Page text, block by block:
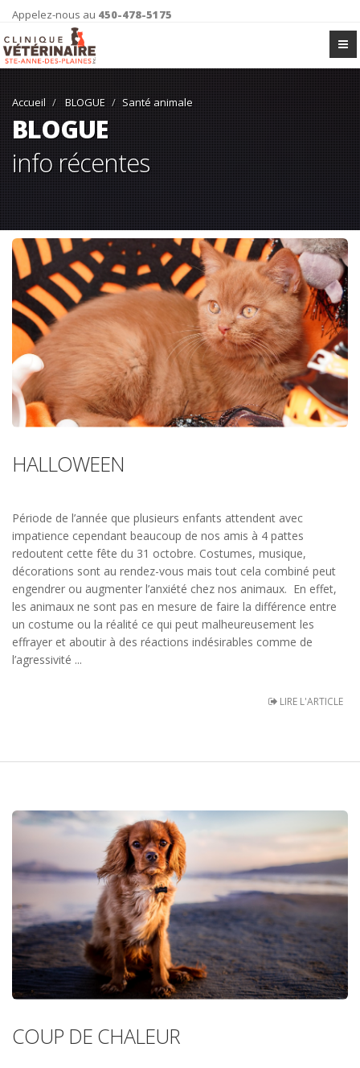
Appelez-nous au 450-478-5175
Accueil BLOGUE Santé animale
BLOGUE
info récentes
HALLOWEEN
Période de l’année que plusieurs enfants attendent avec
impatience cependant beaucoup de nos amis à 4 pattes
redoutent cette fête du 31 octobre. Costumes, musique,
décorations sont au rendez-vous mais tout cela combiné peut
engendrer ou augmenter l’anxiété chez nos animaux. En effet,
les animaux ne sont pas en mesure de faire la différence entre
un costume ou la réalité ce qui peut malheureusement les
effrayer et aboutir à des réactions indésirables comme de
l’agressivité ...
LIRE L'ARTICLE
COUP DE CHALEUR